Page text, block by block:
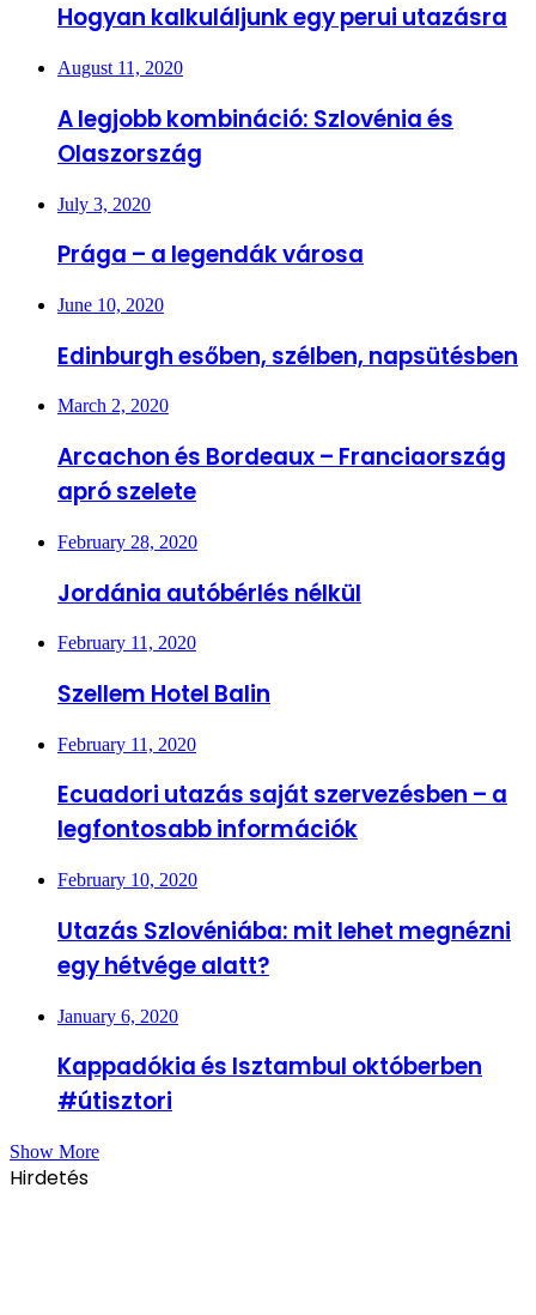
Hogyan kalkuláljunk egy perui utazásra
August 11, 2020
A legjobb kombináció: Szlovénia és
Olaszország
July 3, 2020
Prága – a legendák városa
June 10, 2020
Edinburgh esőben, szélben, napsütésben
March 2, 2020
Arcachon és Bordeaux – Franciaország
apró szelete
February 28, 2020
Jordánia autóbérlés nélkül
February 11, 2020
Szellem Hotel Balin
February 11, 2020
Ecuadori utazás saját szervezésben – a
legfontosabb információk
February 10, 2020
Utazás Szlovéniába: mit lehet megnézni
egy hétvége alatt?
January 6, 2020
Kappadókia és Isztambul októberben
#útisztori
Show More
Hirdetés